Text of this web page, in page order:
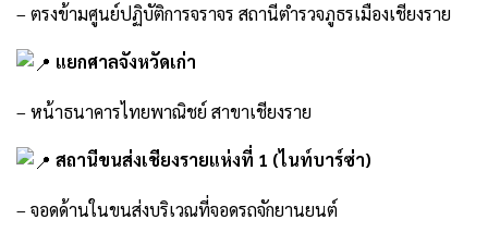
– ตรงข้ามศูนย์ปฏิบัติการจราจร สถานีตำรวจภูธรเมืองเชียงราย
แยกศาลจังหวัดเก่า
– หน้าธนาคารไทยพาณิชย์ สาขาเชียงราย
สถานีขนส่งเชียงรายแห่งที่ 1 (ไนท์บาร์ซ่า)
– จอดด้านในขนส่งบริเวณที่จอดรถจักยานยนต์